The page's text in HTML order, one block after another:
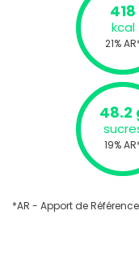
418
kcal
21%
48.2
19%
*AR - Apport de